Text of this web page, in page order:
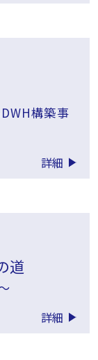
構築事
詳細
道
詳細